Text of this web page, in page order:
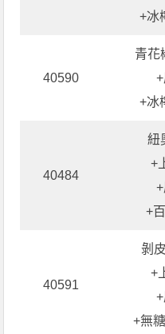
+冰
40590
青花
+冰
40484
紐
+
+
40591
剝
+
+無